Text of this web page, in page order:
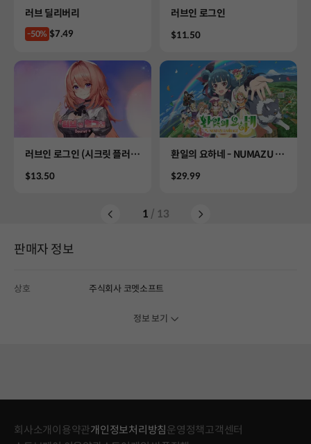
Product
러브 딜리버리
-50% Price
$7.49
Product
러브인 로그인
Price
$11.50
Product
러브인 로그인 (시크릿 플러
Price
$13.50
Product
환일의 요하네 - NUMAZU in
Price
$29.99
1 / 13
판매자 정보
상호 주식회사 코멧소프트
정보 보기
회사소개 이용약관개인정보처리방침 운영정책고객센터